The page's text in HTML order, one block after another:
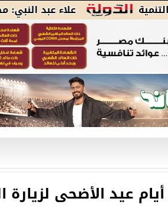
علاء عبد النبي: مصر
عيد الأضحى لزيارة